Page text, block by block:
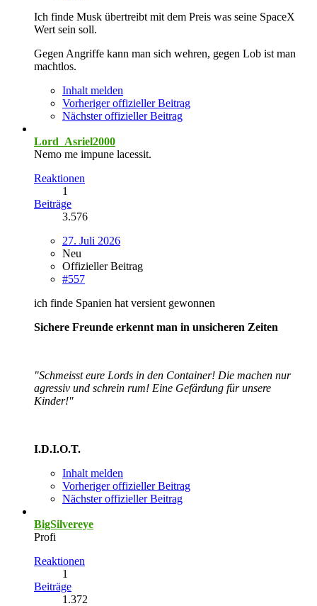
Ich finde Musk übertreibt mit dem Preis was seine SpaceX
Wert sein soll.
Gegen Angriffe kann man sich wehren, gegen Lob ist man
machtlos.
Inhalt melden
Vorheriger offizieller Beitrag
Nächster offizieller Beitrag
Lord_Asriel2000
Nemo me impune lacessit.
Reaktionen
1
Beiträge
3.576
27. Juli 2026
Neu
Offizieller Beitrag
#557
ich finde Spanien hat versient gewonnen
Sichere Freunde erkennt man in unsicheren Zeiten
"Schmeisst eure Lords in den Container! Die machen nur
agressiv und schrein rum! Eine Gefärdung für unsere
Kinder!"
I.D.I.O.T.
Inhalt melden
Vorheriger offizieller Beitrag
Nächster offizieller Beitrag
BigSilvereye
Profi
Reaktionen
1
Beiträge
1.372